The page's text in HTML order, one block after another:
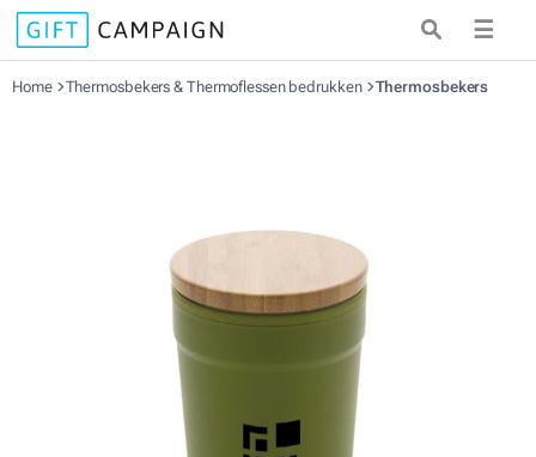
☰
Home Thermosbekers & Thermoflessen bedrukken Thermosbekers